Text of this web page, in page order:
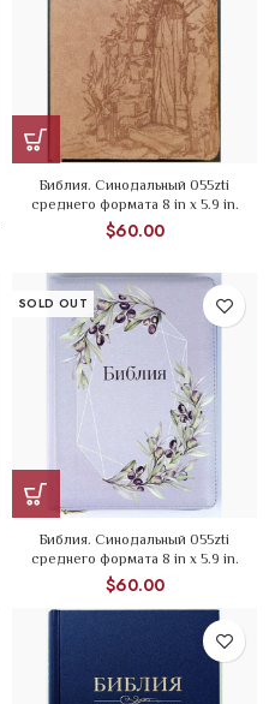
Библия. Синодальный 055zti
среднего формата 8 in x 5.9 in.
$60.00
SOLD OUT
Библия. Синодальный 055zti
среднего формата 8 in x 5.9 in.
$60.00